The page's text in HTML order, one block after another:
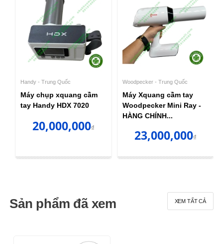
Handy - Trung Quốc
Máy chụp xquang cầm
tay Handy HDX 7020
20,000,000₫
Woodpecker - Trung Quốc
Máy Xquang cầm tay
Woodpecker Mini Ray -
HÀNG CHÍNH...
23,000,000₫
Sản phẩm đã xem XEM TẤT CẢ